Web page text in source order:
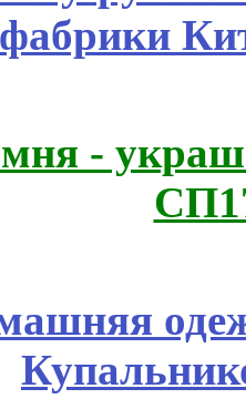
фабрики
-